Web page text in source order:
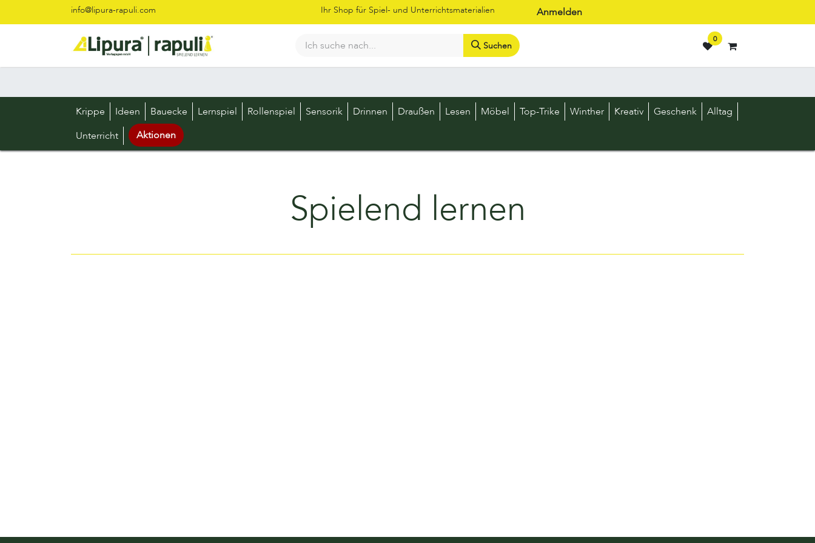
Zum Inhalt springeninfo@lipura-rapuli.com Ihr Shop für Spiel- und Unterrichtsmaterialien Anmelden
Suchen
0
Krippe Ideen Bauecke Lernspiel Rollenspiel Sensorik Drinnen Draußen Lesen Möbel Top-Trike Winther Kreativ Geschenk
Alltag
Unterricht
Aktionen
Spielend lernen